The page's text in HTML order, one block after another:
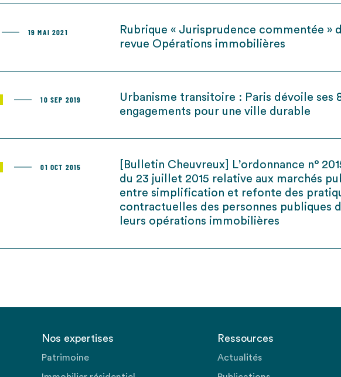
19 MAI 2021
Rubrique « Jurisprudence commentée »
revue Opérations immobilières
10 SEP 2019
Urbanisme transitoire : Paris dévoile ses
engagements pour une ville durable
01 OCT 2015
[Bulletin Cheuvreux] L’ordonnance n°
du 23 juillet 2015 relative aux marchés
entre simplification et refonte des
contractuelles des personnes publiques
leurs opérations immobilières
Nos expertises
Patrimoine
Ressources
Actualités